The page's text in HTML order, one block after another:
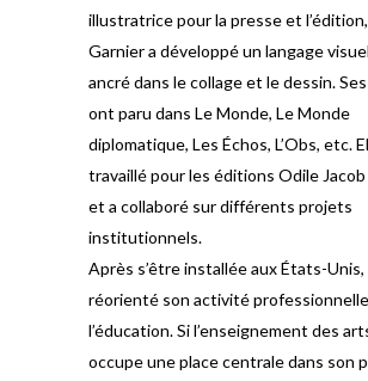
illustratrice pour la presse et
Garnier a développé un langage
ancré dans le collage et le dessin.
ont paru dans Le Monde, Le Monde
diplomatique, Les Échos, L’Obs, etc.
travaillé pour les éditions Odile
et a collaboré sur différents projets
institutionnels.
Après s’être installée aux États-Unis,
réorienté son activité
l’éducation. Si l’enseignement des
occupe une place centrale dans son